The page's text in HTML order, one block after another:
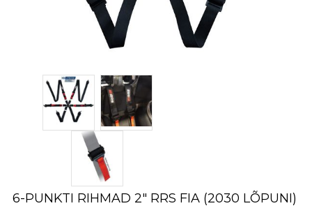
6-PUNKTI RIHMAD 2″ RRS FIA (2030 LÕPUNI)